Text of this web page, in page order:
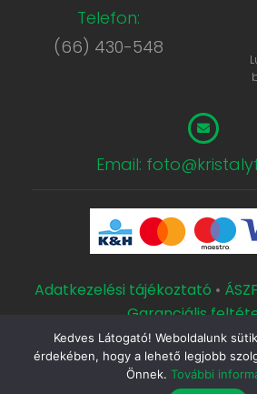
Telefon:
(66) 430-548
Email:
Adatkezelési tájékoztató • ÁSZF
Garanciális
Copyright © 2000 Kristály
Készítette a
Kedves Látogató! Weboldalunk
érdekében, hogy a lehető legjobb
Önnek. További